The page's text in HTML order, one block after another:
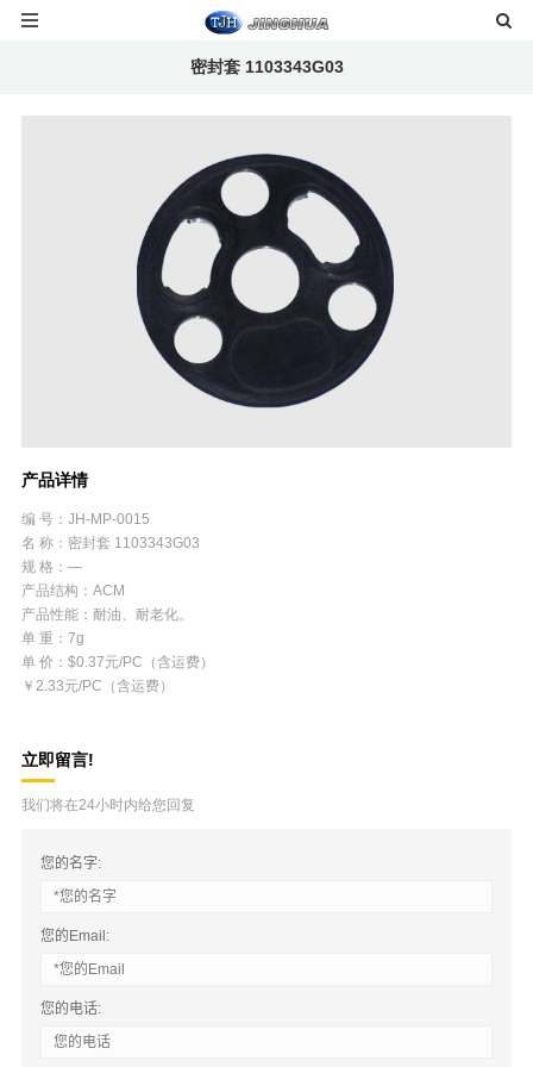
密封套 1103343G03
产品详情
编 号：JH-MP-0015
名 称：密封套 1103343G03
规 格：—
产品结构：ACM
产品性能：耐油、耐老化。
单 重：7g
单 价：$0.37元/PC（含运费）
￥2.33元/PC（含运费）
立即留言!
我们将在24小时内给您回复
您的名字:
您的Email:
您的电话: